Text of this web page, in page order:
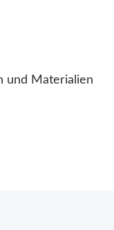
und Materialien